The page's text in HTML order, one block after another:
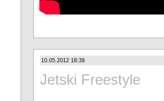
10.05.2012 18:39
Jetski Freestyle